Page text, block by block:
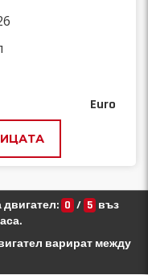
Euro
0 / 5 въз
варират между